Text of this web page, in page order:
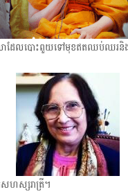
ាដែលបោះពួយទៅមុខឥតឈប់ឈរ​និងរំ
ហស្សរាត្រី។